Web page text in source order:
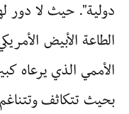
دولية". حيث لا دور
الطاعة الأبيض
الأممي الذي يرعاه
بحيث تتكاثف وتتناغم